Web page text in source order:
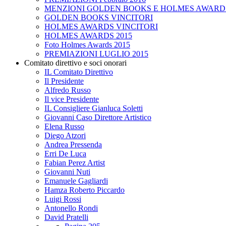
MENZIONI GOLDEN BOOKS E HOLMES
GOLDEN BOOKS VINCITORI
HOLMES AWARDS VINCITORI
HOLMES AWARDS 2015
Foto Holmes Awards 2015
PREMIAZIONI LUGLIO 2015
Comitato direttivo e soci onorari
IL Comitato Direttivo
Il Presidente
Alfredo Russo
Il vice Presidente
IL Consigliere Gianluca Soletti
Giovanni Caso Direttore Artistico
Elena Russo
Diego Atzori
Andrea Pressenda
Erri De Luca
Fabian Perez Artist
Giovanni Nuti
Emanuele Gagliardi
Hamza Roberto Piccardo
Luigi Rossi
Antonello Rondi
David Pratelli